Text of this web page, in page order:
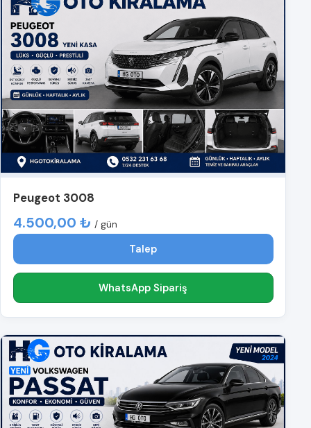
Peugeot 3008
4.500,00 ₺ / gün
Talep
WhatsApp Sipariş